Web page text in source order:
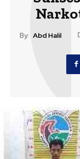
By: Abd Halil